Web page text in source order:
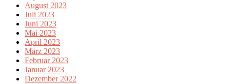
August 2023
Juli 2023
Juni 2023
Mai 2023
April 2023
März 2023
Februar 2023
Januar 2023
Dezember 2022